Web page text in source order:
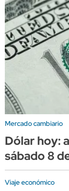
Mercado cambiario
Dólar hoy:
sábado 8
Viaje económico